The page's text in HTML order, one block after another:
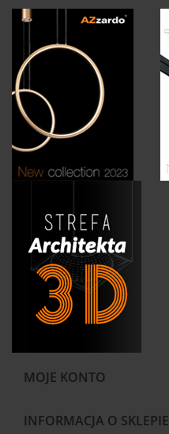
MOJE KONTO
INFORMACJA O SKLEPIE